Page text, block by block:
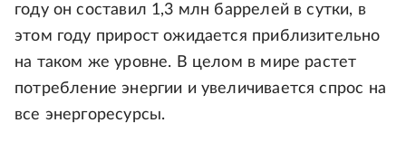
году он составил 1,3 млн баррелей в сутки, в
этом году прирост ожидается приблизительно
на таком же уровне. В целом в мире растет
потребление энергии и увеличивается спрос на
все энергоресурсы.